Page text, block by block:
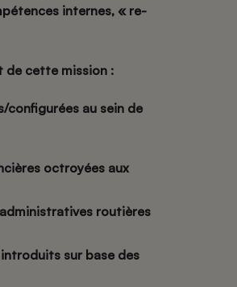
internes, « re-
de cette mission :
configurées au sein de
octroyées aux
routières
sur base des